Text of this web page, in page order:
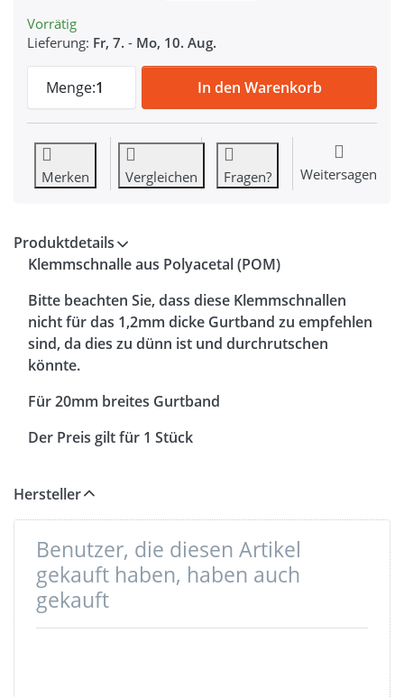
Vorrätig
Lieferung: Fr, 7. - Mo, 10. Aug.
Menge:1
Klemmschnalle aus Polyacetal, für
In den Warenkorb
Merken Vergleichen Fragen? Weitersagen
Produktdetails
Klemmschnalle aus Polyacetal (POM)
Bitte beachten Sie, dass diese Klemmschnallen
nicht für das 1,2mm dicke Gurtband zu empfehlen
sind, da dies zu dünn ist und durchrutschen
könnte.
Für 20mm breites Gurtband
Der Preis gilt für 1 Stück
Hersteller
Benutzer, die diesen Artikel
gekauft haben, haben auch
gekauft